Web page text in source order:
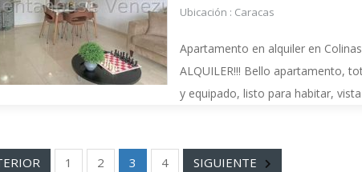
Ubicación : Caracas
Apartamento en alquiler en
ALQUILER!!! Bello apartamento,
y equipado, listo para habitar,
1 2 3 4 SIGUIENTE